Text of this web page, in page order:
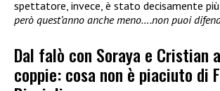
spettatore, invece, è stato decisamente più
però quest’anno anche meno….non puoi
Dal falò con Soraya e Cristian
coppie: cosa non è piaciuto di